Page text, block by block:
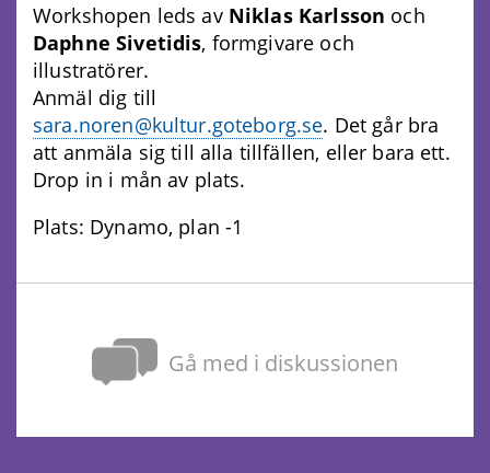
Workshopen leds av Niklas Karlsson och
Daphne Sivetidis, formgivare och
illustratörer.
Anmäl dig till
sara.noren@kultur.goteborg.se. Det går bra
att anmäla sig till alla tillfällen, eller bara ett.
Drop in i mån av plats.
Plats: Dynamo, plan -1
Gå med i diskussionen